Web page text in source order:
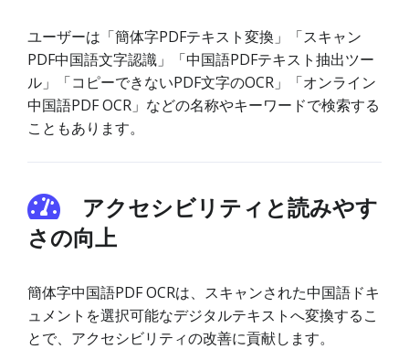
ユーザーは「簡体字PDFテキスト変換」「スキャン
PDF中国語文字認識」「中国語PDFテキスト抽出ツー
ル」「コピーできないPDF文字のOCR」「オンライン
中国語PDF OCR」などの名称やキーワードで検索する
こともあります。
アクセシビリティと読みやす
さの向上
簡体字中国語PDF OCRは、スキャンされた中国語ドキ
ュメントを選択可能なデジタルテキストへ変換するこ
とで、アクセシビリティの改善に貢献します。